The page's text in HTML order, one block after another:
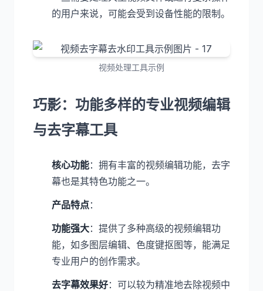
的用户来说，可能会受到设备性能的限制。
视频处理工具示例
巧影：功能多样的专业视频编辑
与去字幕工具
核心功能：拥有丰富的视频编辑功能，去字
幕也是其特色功能之一。
产品特点：
功能强大：提供了多种高级的视频编辑功
能，如多图层编辑、色度键抠图等，能满足
专业用户的创作需求。
去字幕效果好：可以较为精准地去除视频中